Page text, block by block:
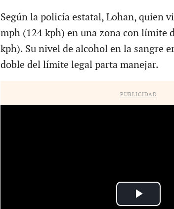
Según la policía estatal, Lohan, quien
mph (124 kph) en una zona con límite
kph). Su nivel de alcohol en la sangre
doble del límite legal parta manejar.
PUBLICIDAD